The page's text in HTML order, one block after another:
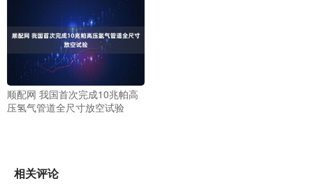
顺配网 我国首次完成10兆帕高
压氢气管道全尺寸放空试验
相关评论